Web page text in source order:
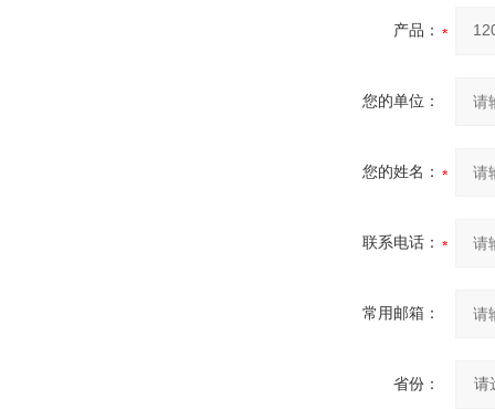
产品：
您的单位：
您的姓名：
联系电话：
常用邮箱：
省份：